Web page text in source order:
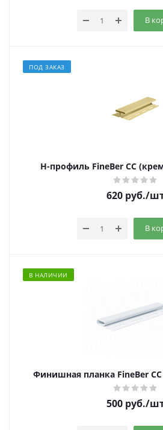
В
ПОД ЗАКАЗ
Н-профиль FineBer CC
620руб./
В
В НАЛИЧИИ
Финишная планка FineBer
500руб./